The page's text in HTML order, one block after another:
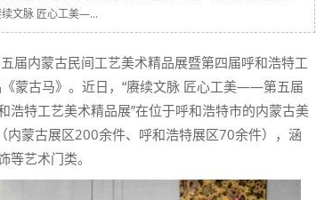
续文脉 匠心工美—...
届内蒙古民间工艺美术精品展暨第四届呼和浩特工
蒙古马》。近日，“赓续文脉 匠心工美——第五届
浩特工艺美术精品展”在位于呼和浩特市的内蒙古美
蒙古展区200余件、呼和浩特展区70余件），涵
艺术门类。